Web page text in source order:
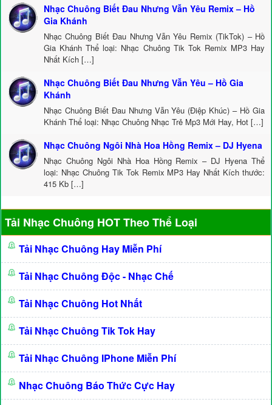
Nhạc Chuông Biết Đau Nhưng Vẫn Yêu Remix – Hồ
Gia Khánh
Nhạc Chuông Biết Đau Nhưng Vẫn Yêu Remix (TikTok) – Hồ
Gia Khánh Thể loại: Nhạc Chuông Tik Tok Remix MP3 Hay
Nhất Kích […]
Nhạc Chuông Biết Đau Nhưng Vẫn Yêu – Hồ Gia
Khánh
Nhạc Chuông Biết Đau Nhưng Vẫn Yêu (Điệp Khúc) – Hồ Gia
Khánh Thể loại: Nhạc Chuông Nhạc Trẻ Mp3 Mới Hay, Hot […]
Nhạc Chuông Ngôi Nhà Hoa Hồng Remix – DJ Hyena
Nhạc Chuông Ngôi Nhà Hoa Hồng Remix – DJ Hyena Thể
loại: Nhạc Chuông Tik Tok Remix MP3 Hay Nhất Kích thước:
415 Kb […]
Tải Nhạc Chuông HOT Theo Thể Loại
Tải Nhạc Chuông Hay Miễn Phí
Tải Nhạc Chuông Độc - Nhạc Chế
Tải Nhạc Chuông Hot Nhất
Tải Nhạc Chuông Tik Tok Hay
Tải Nhạc Chuông IPhone Miễn Phí
Nhạc Chuông Báo Thức Cực Hay